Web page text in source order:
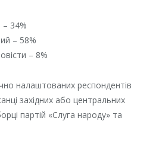
– 34%
– 58%
– 8%
налаштованих респондентів
західних або центральних
партій «Слуга народу» та